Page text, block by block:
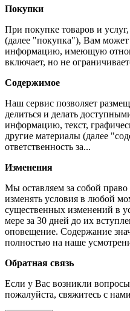
Покупки
При покупке товаров и
(далее "покупка"), Вам может
информацию, имеющую
включает, но не
Содержимое
Наш сервис позволяет
делиться и делать
информацию, текст,
другие материалы (далее
ответственность за...
Изменения
Мы оставляем за собой
изменять условия в любой
существенных изменений в
мере за 30 дней до их
оповещение. Содержание
полностью на наше
Обратная связь
Если у Вас возникли
пожалуйста, свяжитесь с